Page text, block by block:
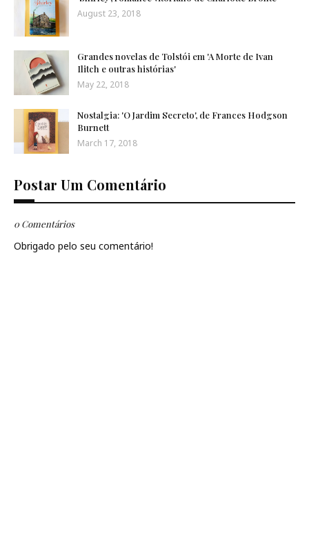
August 23, 2018
Grandes novelas de Tolstói em 'A Morte de Ivan
Ilitch e outras histórias'
May 22, 2018
Nostalgia: 'O Jardim Secreto', de Frances Hodgson
Burnett
March 17, 2018
Postar Um Comentário
0 Comentários
Obrigado pelo seu comentário!